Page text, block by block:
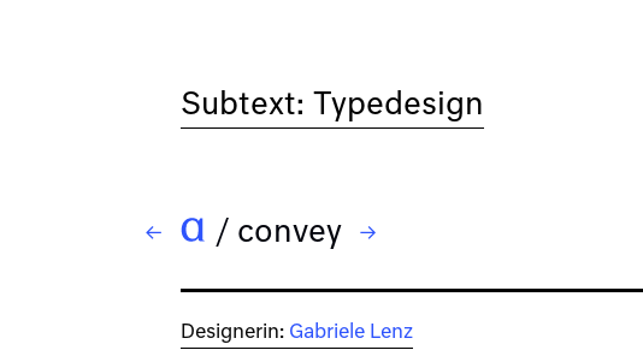
Subtext: Typedesign
← Cmodin
/ convey → Delphia
Designerin: Gabriele Lenz